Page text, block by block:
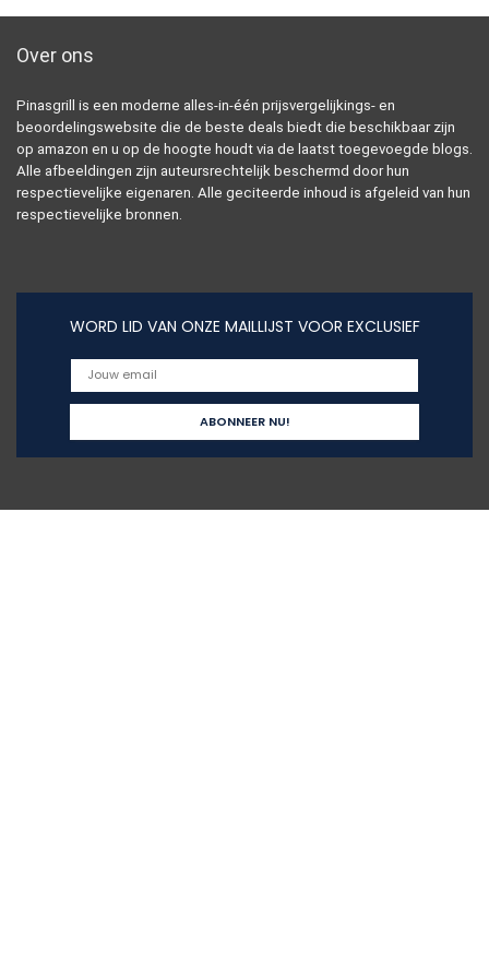
Over ons
Pinasgrill is een moderne alles-in-één prijsvergelijkings- en
beoordelingswebsite die de beste deals biedt die beschikbaar zijn
op amazon en u op de hoogte houdt via de laatst toegevoegde blogs.
Alle afbeeldingen zijn auteursrechtelijk beschermd door hun
respectievelijke eigenaren. Alle geciteerde inhoud is afgeleid van hun
respectievelijke bronnen.
WORD LID VAN ONZE MAILLIJST VOOR EXCLUSIEF